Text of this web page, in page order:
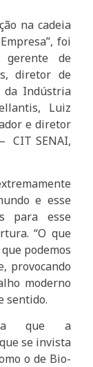
na cadeia
foi
gerente de
diretor de
da Indústria
Luiz
e diretor
CIT SENAI,
e esse
para esse
“O que
podemos
provocando
moderno
sentido.
que a
se invista
o de Bio-